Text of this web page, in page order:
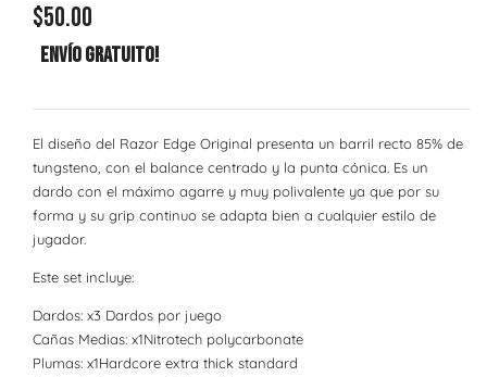
$50.00
Envío Gratuito!
El diseño del Razor Edge Original presenta un barril recto 85% de
tungsteno, con el balance centrado y la punta cónica. Es un
dardo con el máximo agarre y muy polivalente ya que por su
forma y su grip continuo se adapta bien a cualquier estilo de
jugador.
Este set incluye:
Dardos: x3 Dardos por juego
Cañas Medias: x1Nitrotech polycarbonate
Plumas: x1Hardcore extra thick standard